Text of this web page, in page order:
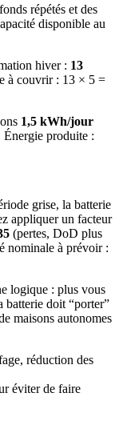
répétés et des
disponible au
hiver : 13
à couvrir : 13 × 5 =
1,5 kWh/jour
produite :
grise, la batterie
appliquer un facteur
(pertes, DoD plus
nominale à prévoir :
logique : plus vous
batterie doit “porter”
maisons autonomes
réduction des
éviter de faire